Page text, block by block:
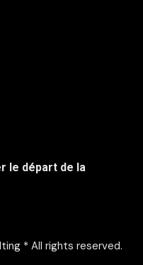
le départ de la
* All rights reserved.